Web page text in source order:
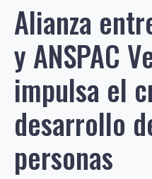
Alianza
y ANSPAC
impulsa el
desarrollo
personas